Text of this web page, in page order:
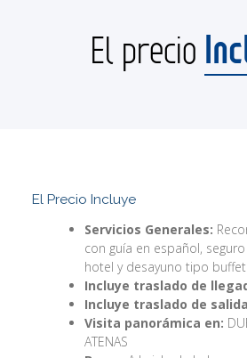
El precio
El Precio Incluye
Servicios Generales:
con guía en español,
hotel y desayuno tipo buffet.
Incluye traslado de
Incluye traslado de salida
Visita panorámica en:
ATENAS